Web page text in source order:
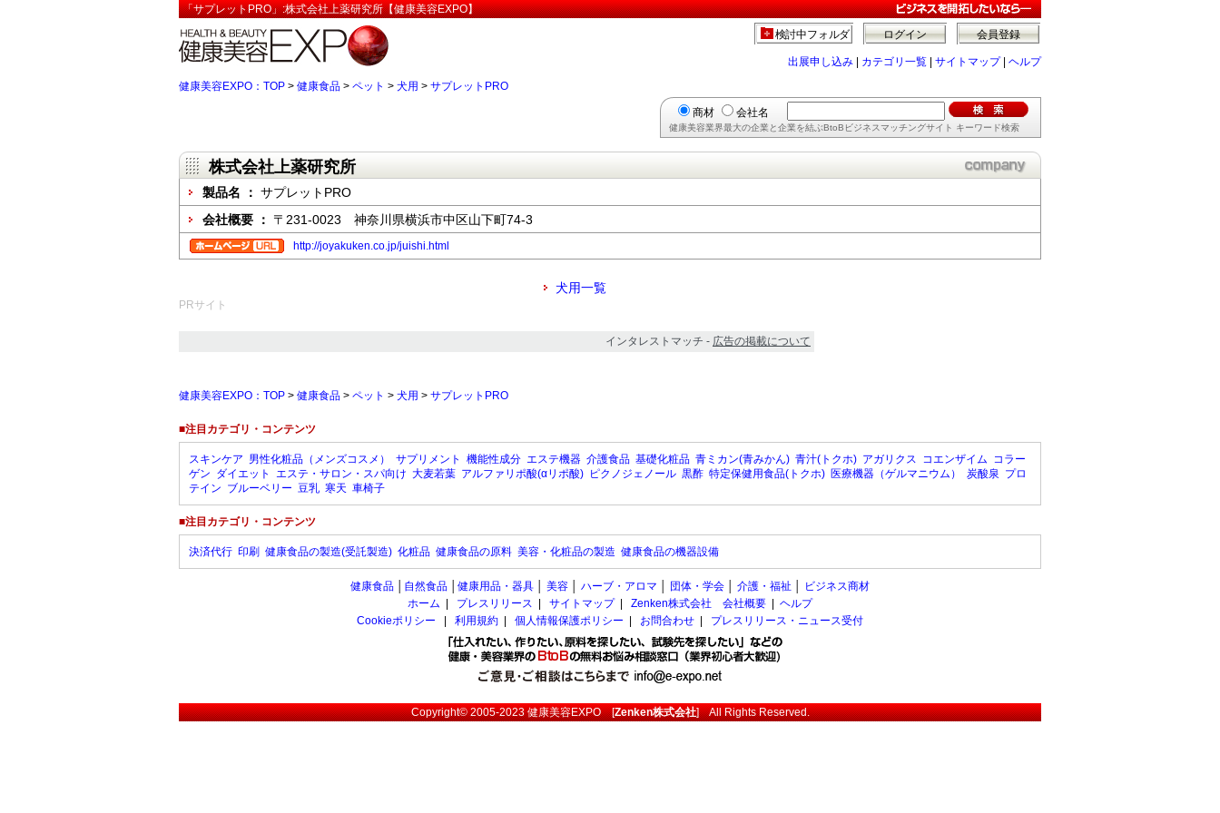
「サプレットPRO」:株式会社上薬研究所【健康美容EXPO】
会員登録
ログイン
検討中フォルダ
出展申し込み カテゴリ一覧 サイトマップ| ヘルプ
健康美容EXPO：TOP > 健康食品 > ペット > 犬用 > サプレットPRO
商材 会社名
健康美容業界最大の企業と企業を結ぶBtoBビジネスマッチングサイト キーワード検索
株式会社上薬研究所
製品名 ： サプレットPRO
会社概要 ： 〒231-0023 神奈川県横浜市中区山下町74-3
http://joyakuken.co.jp/juishi.html
犬用一覧
PRサイト
インタレストマッチ - 広告の掲載について
健康美容EXPO：TOP > 健康食品 > ペット > 犬用 > サプレットPRO
■注目カテゴリ・コンテンツ
スキンケア 男性化粧品（メンズコスメ） サプリメント 機能性成分 エステ機器 介護食品 基礎化粧品 青ミカン(青みかん) 青汁(トクホ) アガリクス コエンザイム コラー
ゲン ダイエット エステ・サロン・スパ向け 大麦若葉 アルファリポ酸(αリポ酸) ピクノジェノール 黒酢 特定保健用食品(トクホ) 医療機器（ゲルマニウム） 炭酸泉 プロ
テイン ブルーベリー 豆乳 寒天 車椅子
■注目カテゴリ・コンテンツ
決済代行 印刷 健康食品の製造(受託製造) 化粧品 健康食品の原料 美容・化粧品の製造 健康食品の機器設備
健康食品 自然食品 健康用品・器具 美容 ハーブ・アロマ 団体・学会 介護・福祉
ビジネス商材
ホーム
プレスリリース サイトマップ| Zenken株式会社 会社概要
ヘルプ
Cookieポリシー
利用規約 個人情報保護ポリシー お問合わせ プレスリリース・ニュース受付
Copyright© 2005-2023健康美容EXPO[Zenken株式会社] All Rights Reserved.